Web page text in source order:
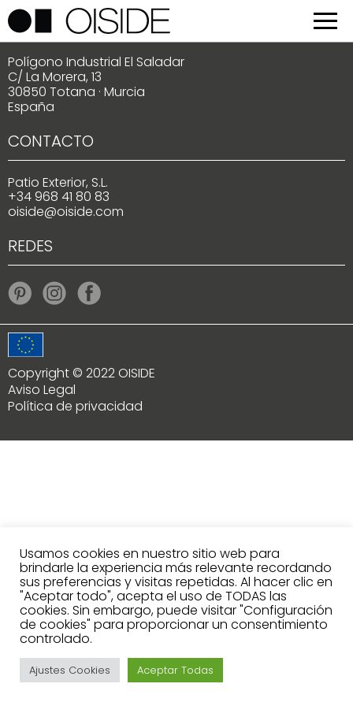
LOCALIZACIÓN
Polígono Industrial El Saladar
C/ La Morera, 13
30850 Totana · Murcia
España
CONTACTO
Patio Exterior, S.L.
+34 968 41 80 83
oiside@oiside.com
REDES
Copyright © 2022 OISIDE
Aviso Legal
Política de privacidad
Usamos cookies en nuestro sitio web para
brindarle la experiencia más relevante recordando
sus preferencias y visitas repetidas. Al hacer clic en
"Aceptar todo", acepta el uso de TODAS las
cookies. Sin embargo, puede visitar "Configuración
de cookies" para proporcionar un consentimiento
controlado.
Ajustes Cookies Aceptar Todas